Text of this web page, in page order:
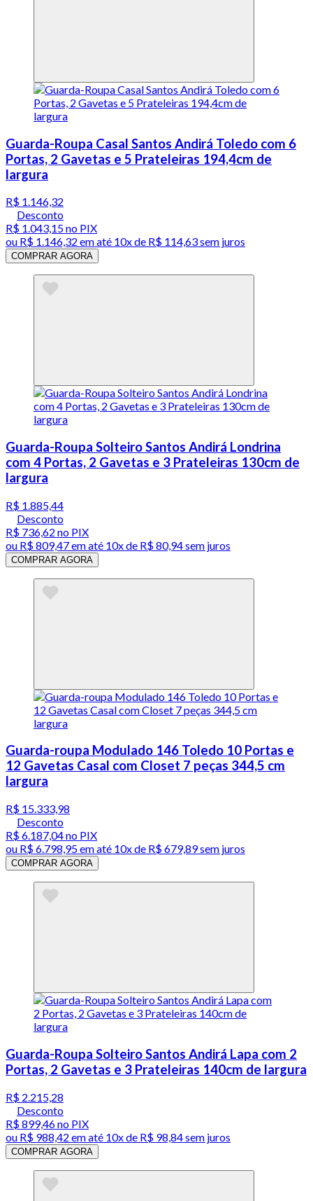
Guarda-Roupa Casal Santos Andirá Toledo com 6
Portas, 2 Gavetas e 5 Prateleiras 194,4cm de
largura
R$ 1.146,32
Desconto
R$ 1.043,15no PIX
ou R$ 1.146,32 em até 10x de R$ 114,63 sem juros
COMPRAR AGORA
Guarda-Roupa Solteiro Santos Andirá Londrina
com 4 Portas, 2 Gavetas e 3 Prateleiras 130cm de
largura
R$ 1.885,44
Desconto
R$ 736,62 no PIX
ou R$ 809,47em até 10x de R$ 80,94 sem juros
COMPRAR AGORA
Guarda-roupa Modulado 146 Toledo 10 Portas e
12 Gavetas Casal com Closet 7 peças 344,5 cm
largura
R$ 15.333,98
Desconto
R$ 6.187,04no PIX
ou R$ 6.798,95em até 10x de R$ 679,89 sem juros
COMPRAR AGORA
Guarda-Roupa Solteiro Santos Andirá Lapa com 2
Portas, 2 Gavetas e 3 Prateleiras 140cm de largura
R$ 2.215,28
Desconto
R$ 899,46no PIX
ou R$ 988,42 em até 10x de R$ 98,84 sem juros
COMPRAR AGORA